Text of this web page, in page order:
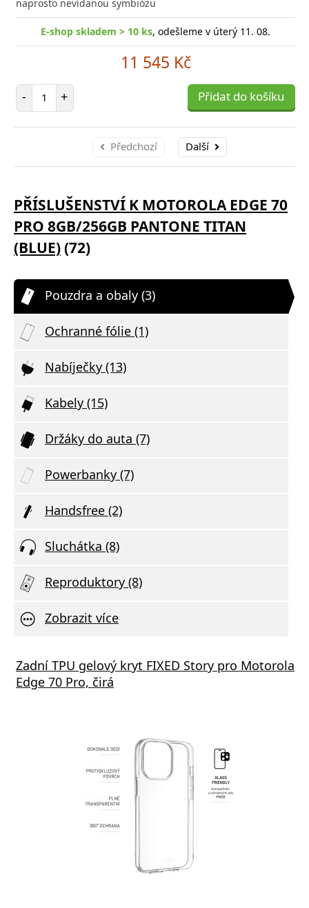
naprosto nevídanou symbiózu
E-shop skladem > 10 ks, odešleme v úterý 11. 08.
11 545 Kč
- Počet položek
+ Přidat do košíku
Předchozí Další
PŘÍSLUŠENSTVÍ K MOTOROLA EDGE 70
PRO 8GB/256GB PANTONE TITAN
(BLUE)(72)
Pouzdra a obaly (3)
Ochranné fólie (1)
Nabíječky (13)
Kabely (15)
Držáky do auta (7)
Powerbanky (7)
Handsfree (2)
Sluchátka (8)
Reproduktory (8)
Zobrazit více
Zadní TPU gelový kryt FIXED Story pro Motorola
Edge 70 Pro, čirá
GaN3 Pro, 2x USB-C, 2x USB 65W černá